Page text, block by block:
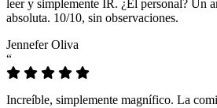
leer y simplemente IR. ¿El personal? Un
absoluta. 10/10, sin observaciones.
Jennefer Oliva
“
Increíble, simplemente magnífico. La